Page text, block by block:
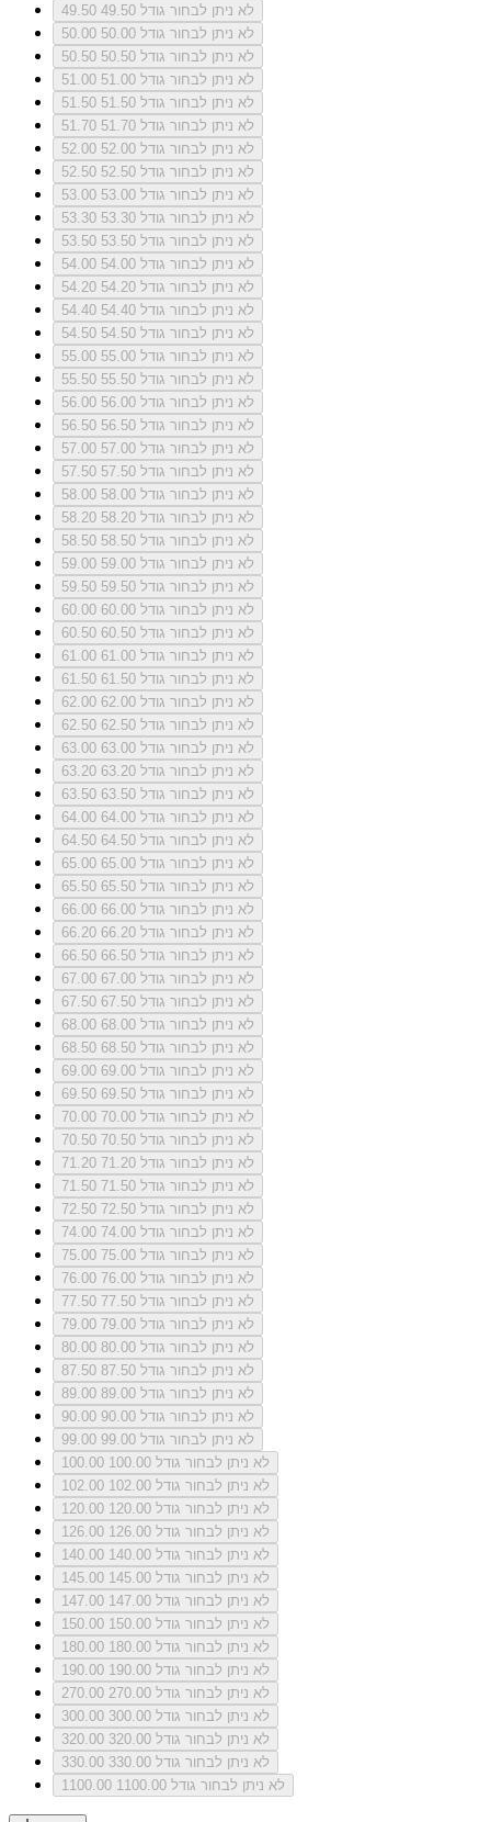
49.50
לא ניתן לבחור גודל 49.50
50.00
לא ניתן לבחור גודל 50.00
50.50
לא ניתן לבחור גודל 50.50
51.00
לא ניתן לבחור גודל 51.00
51.50
לא ניתן לבחור גודל 51.50
51.70
לא ניתן לבחור גודל 51.70
52.00
לא ניתן לבחור גודל 52.00
52.50
לא ניתן לבחור גודל 52.50
53.00
לא ניתן לבחור גודל 53.00
53.30
לא ניתן לבחור גודל 53.30
53.50
לא ניתן לבחור גודל 53.50
54.00
לא ניתן לבחור גודל 54.00
54.20
לא ניתן לבחור גודל 54.20
54.40
לא ניתן לבחור גודל 54.40
54.50
לא ניתן לבחור גודל 54.50
55.00
לא ניתן לבחור גודל 55.00
55.50
לא ניתן לבחור גודל 55.50
56.00
לא ניתן לבחור גודל 56.00
56.50
לא ניתן לבחור גודל 56.50
57.00
לא ניתן לבחור גודל 57.00
57.50
לא ניתן לבחור גודל 57.50
58.00
לא ניתן לבחור גודל 58.00
58.20
לא ניתן לבחור גודל 58.20
58.50
לא ניתן לבחור גודל 58.50
59.00
לא ניתן לבחור גודל 59.00
59.50
לא ניתן לבחור גודל 59.50
60.00
לא ניתן לבחור גודל 60.00
60.50
לא ניתן לבחור גודל 60.50
61.00
לא ניתן לבחור גודל 61.00
61.50
לא ניתן לבחור גודל 61.50
62.00
לא ניתן לבחור גודל 62.00
62.50
לא ניתן לבחור גודל 62.50
63.00
לא ניתן לבחור גודל 63.00
63.20
לא ניתן לבחור גודל 63.20
63.50
לא ניתן לבחור גודל 63.50
64.00
לא ניתן לבחור גודל 64.00
64.50
לא ניתן לבחור גודל 64.50
65.00
לא ניתן לבחור גודל 65.00
65.50
לא ניתן לבחור גודל 65.50
66.00
לא ניתן לבחור גודל 66.00
66.20
לא ניתן לבחור גודל 66.20
66.50
לא ניתן לבחור גודל 66.50
67.00
לא ניתן לבחור גודל 67.00
67.50
לא ניתן לבחור גודל 67.50
68.00
לא ניתן לבחור גודל 68.00
68.50
לא ניתן לבחור גודל 68.50
69.00
לא ניתן לבחור גודל 69.00
69.50
לא ניתן לבחור גודל 69.50
70.00
לא ניתן לבחור גודל 70.00
70.50
לא ניתן לבחור גודל 70.50
71.20
לא ניתן לבחור גודל 71.20
71.50
לא ניתן לבחור גודל 71.50
72.50
לא ניתן לבחור גודל 72.50
74.00
לא ניתן לבחור גודל 74.00
75.00
לא ניתן לבחור גודל 75.00
76.00
לא ניתן לבחור גודל 76.00
77.50
לא ניתן לבחור גודל 77.50
79.00
לא ניתן לבחור גודל 79.00
80.00
לא ניתן לבחור גודל 80.00
87.50
לא ניתן לבחור גודל 87.50
89.00
לא ניתן לבחור גודל 89.00
90.00
לא ניתן לבחור גודל 90.00
99.00
לא ניתן לבחור גודל 99.00
100.00
לא ניתן לבחור גודל 100.00
102.00
לא ניתן לבחור גודל 102.00
120.00
לא ניתן לבחור גודל 120.00
126.00
לא ניתן לבחור גודל 126.00
140.00
לא ניתן לבחור גודל 140.00
145.00
לא ניתן לבחור גודל 145.00
147.00
לא ניתן לבחור גודל 147.00
150.00
לא ניתן לבחור גודל 150.00
180.00
לא ניתן לבחור גודל 180.00
190.00
לא ניתן לבחור גודל 190.00
270.00
לא ניתן לבחור גודל 270.00
300.00
לא ניתן לבחור גודל 300.00
320.00
לא ניתן לבחור גודל 320.00
330.00
לא ניתן לבחור גודל 330.00
1100.00
לא ניתן לבחור גודל 1100.00